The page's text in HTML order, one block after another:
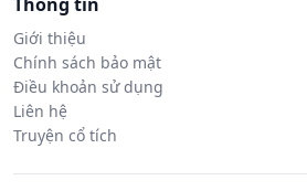
Giới thiệu
Chính sách bảo mật
Điều khoản sử dụng
Liên hệ
Truyện cổ tích